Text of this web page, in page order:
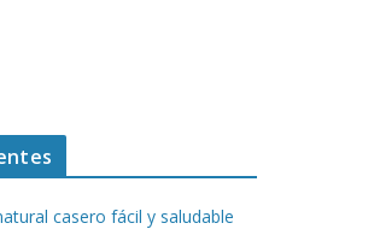
casero fácil y saludable